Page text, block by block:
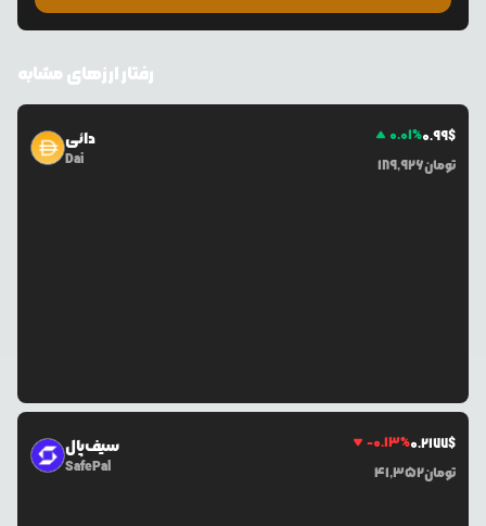
رفتار ارزهای مشابه
دائی
Dai
0.01%0.99$
189,926تومان
سیف‌پال
SafePal
-0.13%0.2177$
41,352تومان